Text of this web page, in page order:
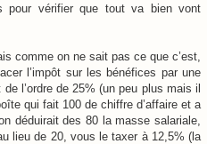
pour vérifier que tout va bien vont
comme on ne sait pas ce que c’est,
l’impôt sur les bénéfices par une
l’ordre de 25% (un peu plus mais il
qui fait 100 de chiffre d’affaire et a
déduirait des 80 la masse salariale,
lieu de 20, vous le taxer à 12,5% (la